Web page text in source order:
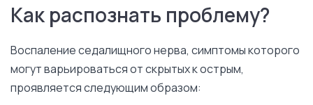
Как распознать проблему?
Воспаление седалищного нерва, симптомы которого
могут варьироваться от скрытых к острым,
проявляется следующим образом: